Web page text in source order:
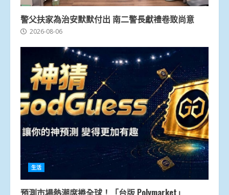
警父扶家為治安默默付出 南二警長獻禮卷致尚意
2026-08-06
生活